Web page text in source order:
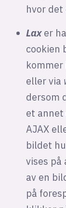
hvor det
Laxer
cookien
kommer
eller via
dersom
et annet
AJAX
bildet
vises på
av en
på